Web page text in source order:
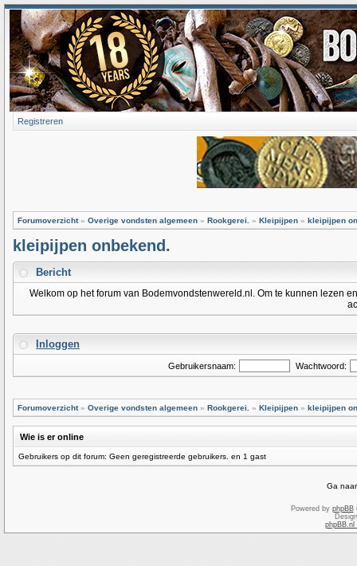
Registreren
Forumoverzicht» Overige vondsten algemeen » Rookgerei. » Kleipijpen » kleipijpen
kleipijpen onbekend.
Bericht
Welkom op het forum van Bodemvondstenwereld.nl. Om te kunnen lezen
Inloggen
Gebruikersnaam: Wachtwoord:
Forumoverzicht» Overige vondsten algemeen » Rookgerei. » Kleipijpen » kleipijpen
Wie is er online
Gebruikers op dit forum: Geen geregistreerde gebruikers. en 1 gast
Ga
Powered by phpBB
phpBB.nl